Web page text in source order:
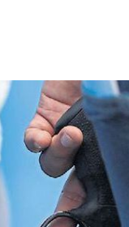
¿Es Legal
Perú? Lo
Que No
Equipo
Julio 30,